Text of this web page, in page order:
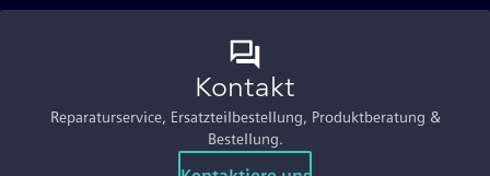
Kontakt
Reparaturservice, Ersatzteilbestellung, Produktberatung &
Bestellung.